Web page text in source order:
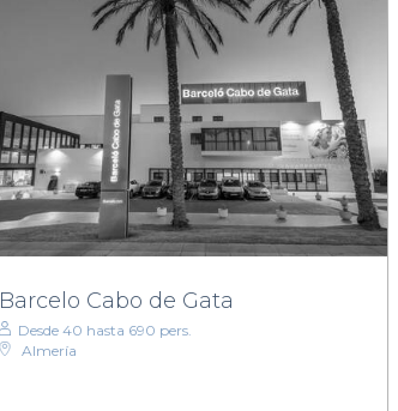
Barcelo Cabo de Gata
Desde 40 hasta 690 pers.
Almería